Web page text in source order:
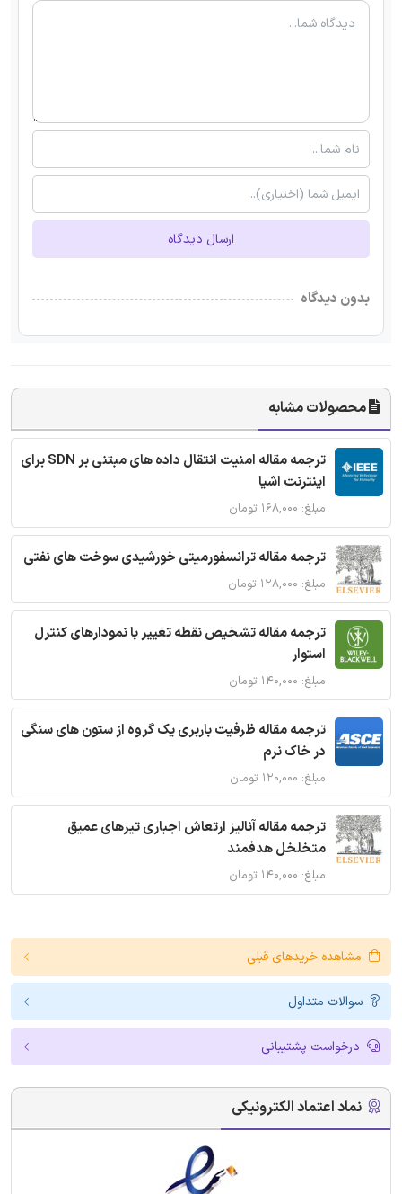
ارسال دیدگاه
بدون دیدگاه
محصولات مشابه
ترجمه مقاله امنیت انتقال داده های مبتنی بر SDN برای
اینترنت اشیا
مبلغ: ۱۶۸,۰۰۰ تومان
ترجمه مقاله ترانسفورمیتی خورشیدی سوخت های نفتی
مبلغ: ۱۲۸,۰۰۰ تومان
ترجمه مقاله تشخیص نقطه تغییر با نمودارهای کنترل
استوار
مبلغ: ۱۴۰,۰۰۰ تومان
ترجمه مقاله ظرفیت باربری یک گروه از ستون های سنگی
در خاک نرم
مبلغ: ۱۲۰,۰۰۰ تومان
ترجمه مقاله آنالیز ارتعاش اجباری تیرهای عمیق
متخلخل هدفمند
مبلغ: ۱۴۰,۰۰۰ تومان
مشاهده خریدهای قبلی
سوالات متداول
درخواست پشتیبانی
نماد اعتماد الکترونیکی